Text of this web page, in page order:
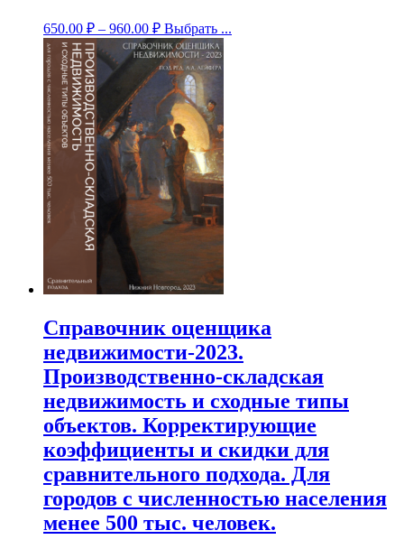
650.00 ₽ – 960.00 ₽ Выбрать ...
Справочник оценщика
недвижимости-2023.
Производственно-складская
недвижимость и сходные типы
объектов. Корректирующие
коэффициенты и скидки для
сравнительного подхода. Для
городов с численностью населения
менее 500 тыс. человек.